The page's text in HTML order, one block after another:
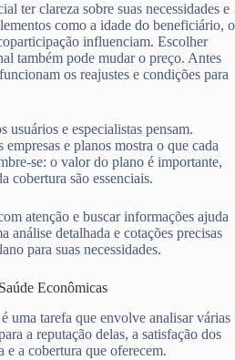
ter clareza sobre suas necessidades e
como a idade do beneficiário, o
influenciam. Escolher
também pode mudar o preço. Antes
os reajustes e condições para
e especialistas pensam.
e planos mostra o que cada
se: o valor do plano é importante,
cobertura são essenciais.
atenção e buscar informações ajuda
análise detalhada e cotações precisas
para suas necessidades.
Econômicas
uma tarefa que envolve analisar várias
a reputação delas, a satisfação dos
e a cobertura que oferecem.